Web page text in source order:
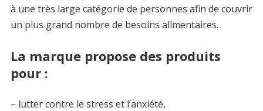
à une très large catégorie de personnes afin de couvrir
un plus grand nombre de besoins alimentaires.
La marque propose des produits
pour :
– lutter contre le stress et l’anxiété,